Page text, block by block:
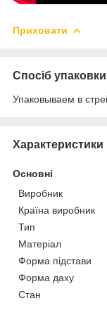
Приховати
Спосіб упаковки
Упаковываем в
Характеристики
Основні
Виробник
Країна виробник
Тип
Матеріал
Форма підстави
Форма даху
Стан